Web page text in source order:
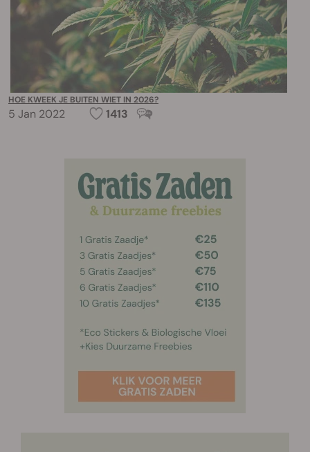
HOE KWEEK JE BUITEN WIET IN 2026?
5 Jan 2022 1413